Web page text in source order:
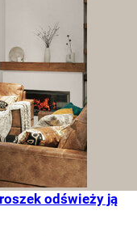
odświeży ją